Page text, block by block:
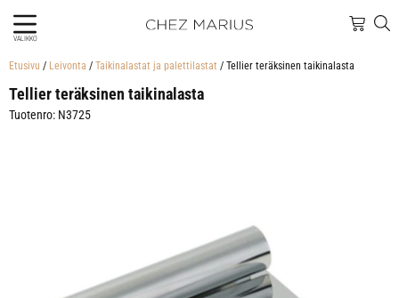
VALIKKO
Etusivu / Leivonta / Taikinalastat ja palettilastat / Tellier teräksinen taikinalasta
Tellier teräksinen taikinalasta
Tuotenro: N3725